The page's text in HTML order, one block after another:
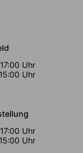
Uhr
Uhr
Uhr
Uhr